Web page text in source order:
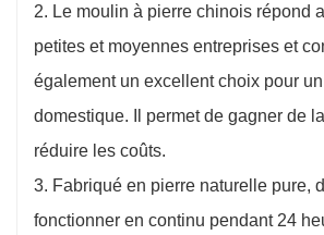
2. Le moulin à pierre chinois répond
petites et moyennes entreprises et
également un excellent choix pour
domestique. Il permet de gagner de
réduire les coûts.
3. Fabriqué en pierre naturelle pure,
fonctionner en continu pendant 24